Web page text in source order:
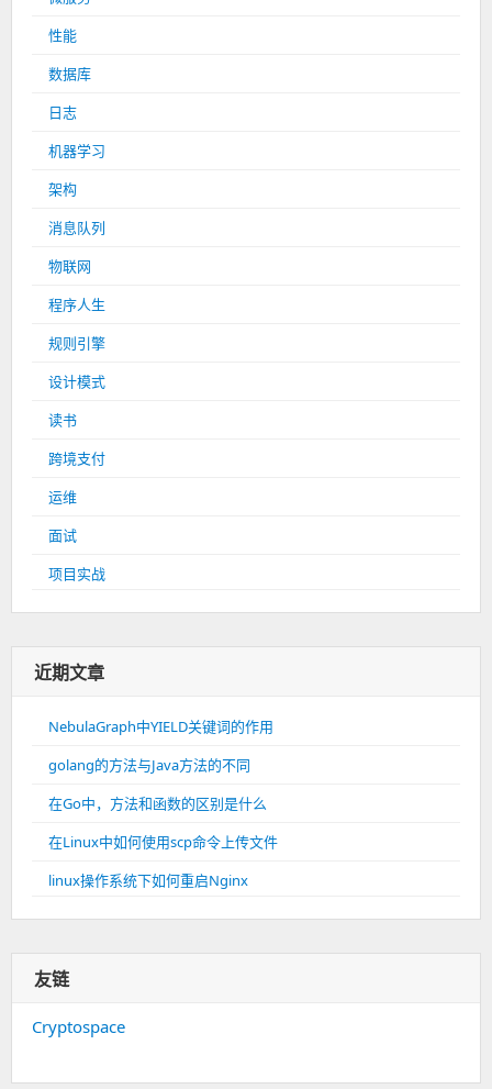
性能
数据库
日志
机器学习
架构
消息队列
物联网
程序人生
规则引擎
设计模式
读书
跨境支付
运维
面试
项目实战
近期文章
NebulaGraph中YIELD关键词的作用
golang的方法与Java方法的不同
在Go中，方法和函数的区别是什么
在Linux中如何使用scp命令上传文件
linux操作系统下如何重启Nginx
友链
Cryptospace